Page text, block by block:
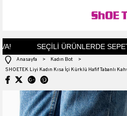
SEÇİLİ ÜRÜNLERDE
Anasayfa > Kadın Bot
>
SHOETEK Liyi Kadın Kısa İçi Kürklü Hafif Tabanlı